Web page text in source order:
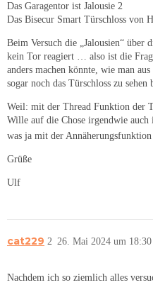
Das Garagentor ist Jalousie 2
Das Bisecur Smart Türschloss von
Beim Versuch die „Jalousien“
kein Tor reagiert … also ist die
anders machen könnte, wie man
sogar noch das Türschloss zu sehen
Weil: mit der Thread Funktion der
Wille auf die Chose irgendwie auch
was ja mit der
Grüße
Ulf
cat229 26. Mai 2024 um 18:30
2
Nachdem ich so ziemlich alles